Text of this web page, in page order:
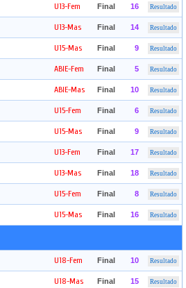
U13-Fem Final 16 Resultado
U13-Mas Final 14 Resultado
U15-Mas Final 9 Resultado
ABIE-Fem Final 5 Resultado
ABIE-Mas Final 10 Resultado
U15-Fem Final 6 Resultado
U15-Mas Final 9 Resultado
U13-Fem Final 17 Resultado
U13-Mas Final 18 Resultado
U15-Fem Final 8 Resultado
U15-Mas Final 16 Resultado
U18-Fem Final 10 Resultado
U18-Mas Final 15 Resultado